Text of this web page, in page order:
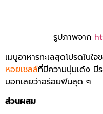
รูปภาพจาก
เมนูอาหารทะเลสุดโปรดใน
หอยเชลล์ที่มีความนุ่มเด้ง มี
บอกเลยว่าอร่อยฟินสุด ๆ
ส่วนผสม